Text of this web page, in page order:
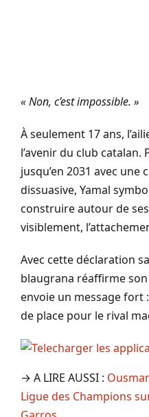
« Non, c’est impossible. »
À seulement 17 ans,
l’avenir du club
jusqu’en 2031 avec une
dissuasive, Yamal
construire autour de
visiblement,
Avec cette déclaration
blaugrana réaffirme
envoie un message fort
de place pour le rival
→ A LIRE AUSSI :
Ligue des Champions